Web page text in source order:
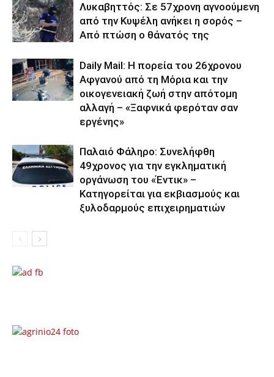
Λυκαβηττός: Σε 57χρονη αγνοούμενη
από την Κυψέλη ανήκει η σορός –
Από πτώση ο θάνατός της
Daily Mail: Η πορεία του 26χρονου
Αφγανού από τη Μόρια και την
οικογενειακή ζωή στην απότομη
αλλαγή – «Ξαφνικά φερόταν σαν
εργένης»
Παλαιό Φάληρο: Συνελήφθη
49χρονος για την εγκληματική
οργάνωση του «Έντικ» –
Κατηγορείται για εκβιασμούς και
ξυλοδαρμούς επιχειρηματιών